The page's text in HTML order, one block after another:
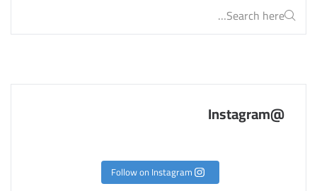
@Instagram
Follow on Instagram